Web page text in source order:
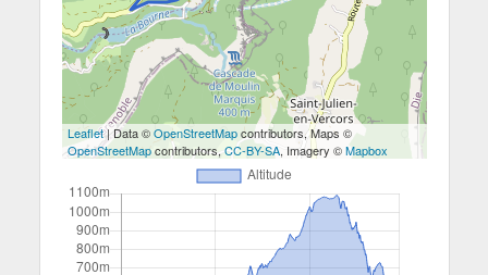
Leaflet| Data ©OpenStreetMapcontributors, Maps ©
OpenStreetMapcontributors,CC-BY-SA, Imagery ©Mapbox